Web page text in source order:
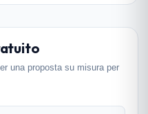
una proposta su misura per